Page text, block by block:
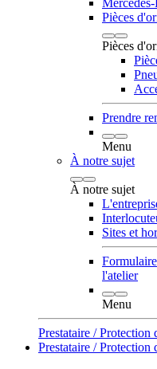
Pièces
Pièces
Prendre
Menu
À notre sujet
À notre sujet
Sites et
l'atelier
Menu
Prestataire / Protection
Prestataire / Protection